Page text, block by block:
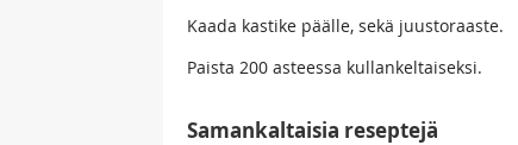
Kaada kastike päälle, sekä juustoraaste.
Paista 200 asteessa kullankeltaiseksi.
Samankaltaisia reseptejä